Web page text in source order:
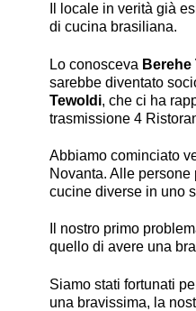
Il locale in verità già
di cucina brasiliana.
Lo conosceva Berehe
sarebbe diventato
Tewoldi, che ci ha
trasmissione 4
Abbiamo cominciato
Novanta. Alle
cucine diverse in uno
Il nostro primo
quello di avere una
Siamo stati fortunati
una bravissima, la